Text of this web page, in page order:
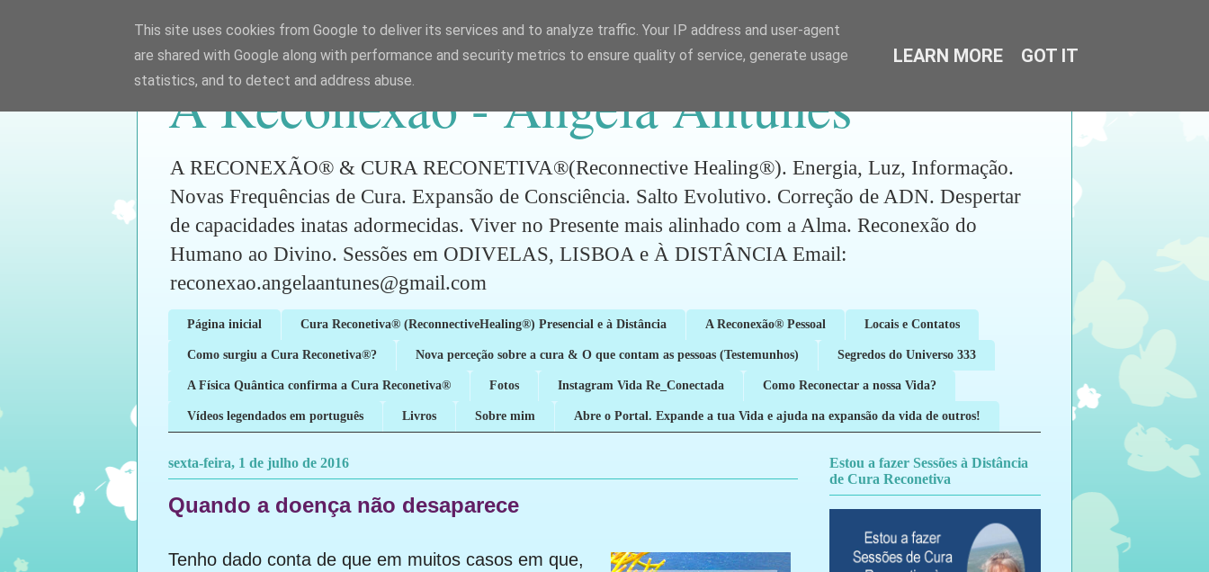
A Reconexão - Ângela Antunes
A RECONEXÃO® & CURA RECONETIVA®(Reconnective Healing®). Energia, Luz, Informação.
Novas Frequências de Cura. Expansão de Consciência. Salto Evolutivo. Correção de ADN. Despertar
de capacidades inatas adormecidas. Viver no Presente mais alinhado com a Alma. Reconexão do
Humano ao Divino. Sessões em ODIVELAS, LISBOA e À DISTÂNCIA Email:
reconexao.angelaantunes@gmail.com
Página inicial Cura Reconetiva® (ReconnectiveHealing®) Presencial e à Distância A Reconexão® Pessoal Locais e Contatos
Como surgiu a Cura Reconetiva®? Nova perceção sobre a cura & O que contam as pessoas (Testemunhos) Segredos do Universo 333
A Física Quântica confirma a Cura Reconetiva® Fotos Instagram Vida Re_Conectada Como Reconectar a nossa Vida?
Vídeos legendados em português Livros Sobre mim Abre o Portal. Expande a tua Vida e ajuda na expansão da vida de outros!
sexta-feira, 1 de julho de 2016
Quando a doença não desaparece
Tenho dado conta de que em muitos casos em que,
Estou a fazer Sessões à Distância
de Cura Reconetiva
This site uses cookies from Google to deliver its services and to analyze traffic. Your IP address and user-agent
are shared with Google along with performance and security metrics to ensure quality of service, generate usage
statistics, and to detect and address abuse.
LEARN MORE GOT IT